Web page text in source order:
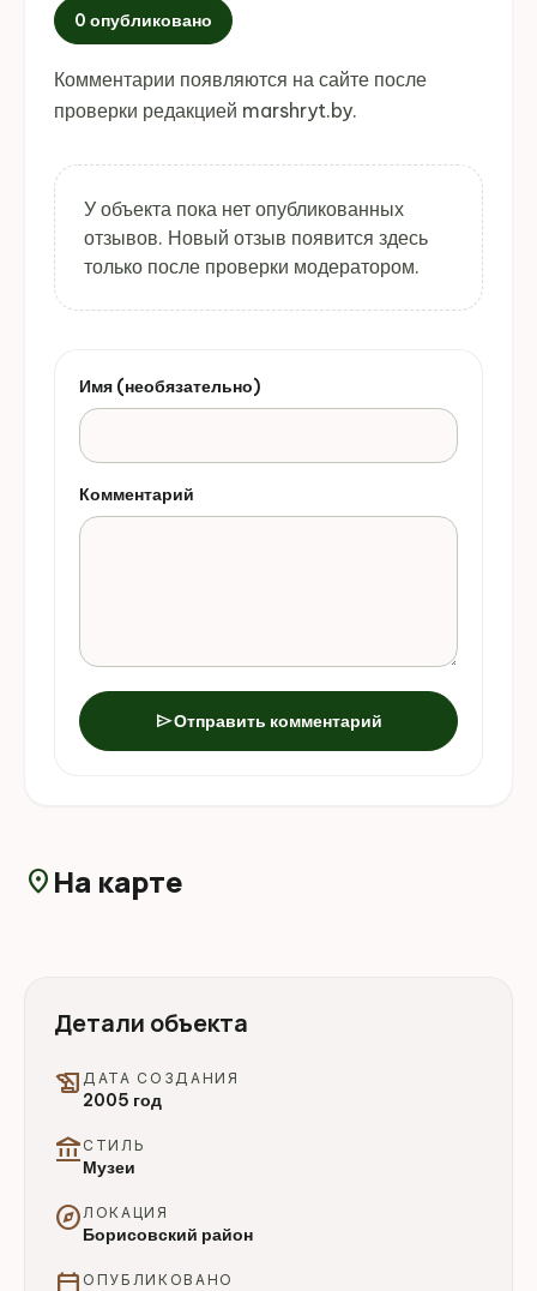
0 опубликовано
Комментарии появляются на сайте после
проверки редакцией marshryt.by.
У объекта пока нет опубликованных
отзывов. Новый отзыв появится здесь
только после проверки модератором.
Имя (необязательно)
Комментарий
sendОтправить комментарий
location_on На карте
Детали объекта
history_edu ДАТА СОЗДАНИЯ
2005 год
account_balance СТИЛЬ
Музеи
explore ЛОКАЦИЯ
Борисовский район
ОПУБЛИКОВАНО